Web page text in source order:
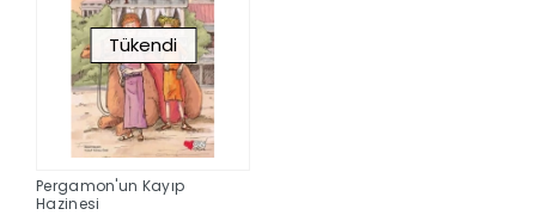
Tükendi
Pergamon'un Kayıp
Hazinesi